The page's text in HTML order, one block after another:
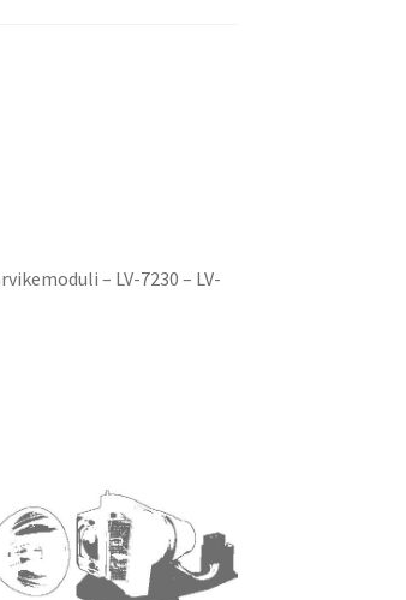
– LV-7230 – LV-